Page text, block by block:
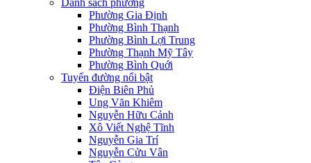
Danh sách phường
Phường Gia Định
Phường Bình Thạnh
Phường Bình Lợi Trung
Phường Thạnh Mỹ Tây
Phường Bình Quới
Tuyến đường nổi bật
Điện Biên Phủ
Ung Văn Khiêm
Nguyễn Hữu Cảnh
Xô Viết Nghệ Tĩnh
Nguyễn Gia Trí
Nguyễn Cửu Vân